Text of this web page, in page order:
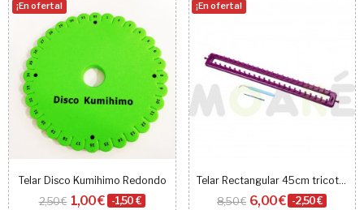
¡En oferta!
Telar Disco Kumihimo Redondo
2,50 € 1,00 € -1,50 €
¡En oferta!
Telar Rectangular 45cm tricotar
8,50 € 6,00 € -2,50 €